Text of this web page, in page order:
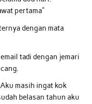
pertama”
dengan mata
tadi dengan jemari
masih ingat kok
belasan tahun aku